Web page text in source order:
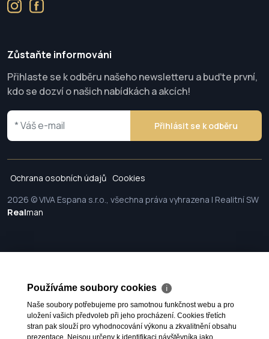
Zůstaňte informováni
Přihlaste se k odběru našeho newsletteru a buďte první,
kdo se dozví o našich nabídkách a akcích!
Přihlásit se k odběru
Ochrana osobních údajů Cookies
2026 © VIVA Espana s.r.o., všechna práva vyhrazena | Realitní SW
Realman
Používáme soubory cookies ℹ
Naše soubory potřebujeme pro samotnou funkčnost webu a pro
uložení vašich předvoleb při jeho procházení. Cookies třetích
stran pak slouží pro vyhodnocování výkonu a zkvalitnění obsahu
prezentace. Nejsou určeny k identifikaci návštěvníka jako